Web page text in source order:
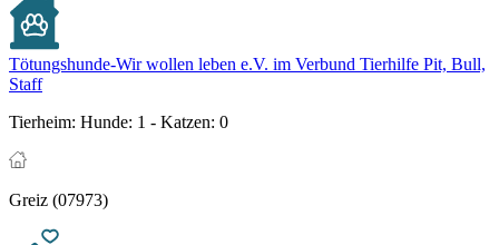
Tötungshunde-Wir wollen leben e.V. im Verbund Tierhilfe Pit, Bull,
Staff
Tierheim: Hunde: 1 - Katzen: 0
Greiz (07973)